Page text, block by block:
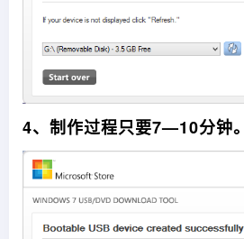
4、制作过程只要7—10分钟。